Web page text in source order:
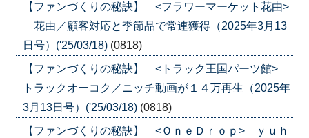
【ファンづくりの秘訣】 <フラワーマーケット花由>
花由／顧客対応と季節品で常連獲得（2025年3月13
日号）('25/03/18) (0818)
【ファンづくりの秘訣】 <トラック王国パーツ館>
トラックオーコク／ニッチ動画が１４万再生（2025年
3月13日号）('25/03/18) (0818)
【ファンづくりの秘訣】 <ＯｎｅＤｒｏｐ> ｙｕｈ